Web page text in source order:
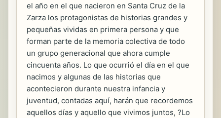
el año en el que nacieron en Santa Cruz de la
Zarza los protagonistas de historias grandes y
pequeñas vividas en primera persona y que
forman parte de la memoria colectiva de todo
un grupo generacional que ahora cumple
cincuenta años. Lo que ocurrió el día en el que
nacimos y algunas de las historias que
acontecieron durante nuestra infancia y
juventud, contadas aquí, harán que recordemos
aquellos días y aquello que vivimos juntos, ?Lo